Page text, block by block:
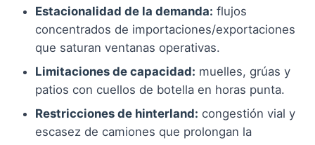
Estacionalidad de la demanda: flujos
concentrados de importaciones/exportaciones
que saturan ventanas operativas.
Limitaciones de capacidad: muelles, grúas y
patios con cuellos de botella en horas punta.
Restricciones de hinterland: congestión vial y
escasez de camiones que prolongan la